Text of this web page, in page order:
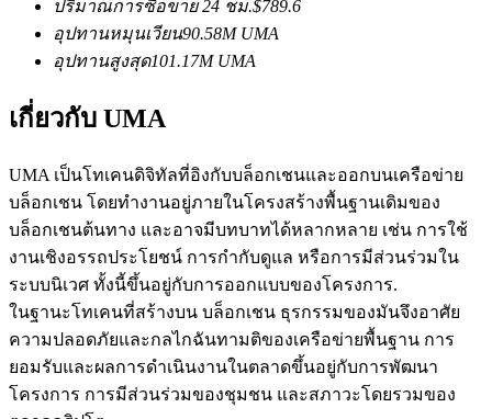
คัดลอกการซื้อขาย
เข้าร่วมกับเทรดเดอร์ชั้นนำ
เป็นเทรดเดอร์คัดลอก
เพลิดเพลินกับการแบ่งปันผลกำไรและค่าคอมมิชชั่นการคัด
ปริมาณการซื้อขาย 24 ชม.$789.6
อุปทานหมุนเวียน90.58M UMA
อุปทานสูงสุด101.17M UMA
เกี่ยวกับ UMA
UMA เป็นโทเคนดิจิทัลที่อิงกับบล็อกเชนและออกบนเครือข่าย
บล็อกเชน โดยทำงานอยู่ภายในโครงสร้างพื้นฐานเดิมของ
บล็อกเชนต้นทาง และอาจมีบทบาทได้หลากหลาย เช่น การใช้
งานเชิงอรรถประโยชน์ การกำกับดูแล หรือการมีส่วนร่วมใน
ระบบนิเวศ ทั้งนี้ขึ้นอยู่กับการออกแบบของโครงการ.
ในฐานะโทเคนที่สร้างบน บล็อกเชน ธุรกรรมของมันจึงอาศัย
ความปลอดภัยและกลไกฉันทามติของเครือข่ายพื้นฐาน การ
ยอมรับและผลการดำเนินงานในตลาดขึ้นอยู่กับการพัฒนา
โครงการ การมีส่วนร่วมของชุมชน และสภาวะโดยรวมของ